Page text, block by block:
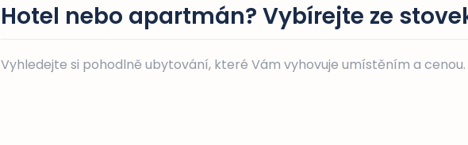
Hotel nebo apartmán? Vybírejte ze
Vyhledejte si pohodlně ubytování, které Vám vyhovuje umístěním a cenou.